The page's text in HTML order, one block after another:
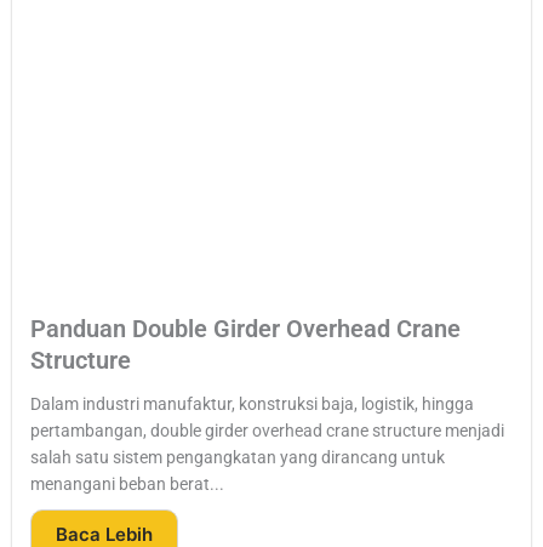
Panduan Double Girder Overhead Crane
Structure
Dalam industri manufaktur, konstruksi baja, logistik, hingga
pertambangan, double girder overhead crane structure menjadi
salah satu sistem pengangkatan yang dirancang untuk
menangani beban berat...
Baca Lebih